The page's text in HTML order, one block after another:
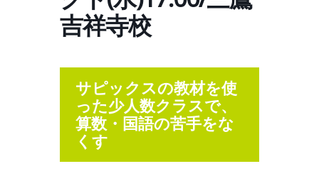
吉祥寺校
サピックスの教材を使
った少人数クラスで、
算数・国語の苦手をな
くす